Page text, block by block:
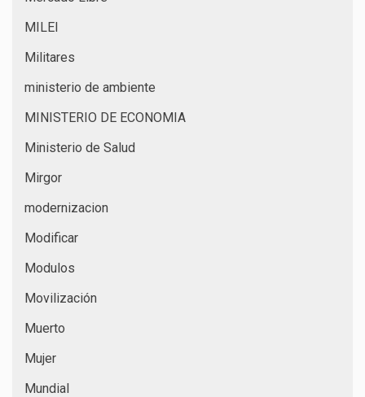
MILEI
Militares
ministerio de ambiente
MINISTERIO DE ECONOMIA
Ministerio de Salud
Mirgor
modernizacion
Modificar
Modulos
Movilización
Muerto
Mujer
Mundial